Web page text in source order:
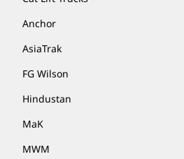
Anchor
AsiaTrak
FG Wilson
Hindustan
MaK
MWM